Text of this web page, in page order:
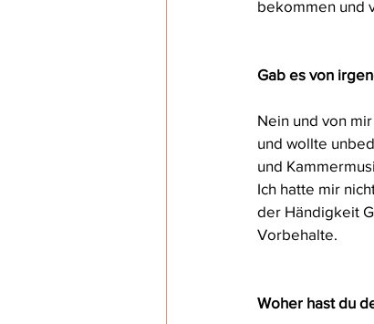
bekommen und
Gab es von
Nein und von
und wollte
und
Ich hatte mir
der Händigkeit
Vorbehalte.
Woher hast du